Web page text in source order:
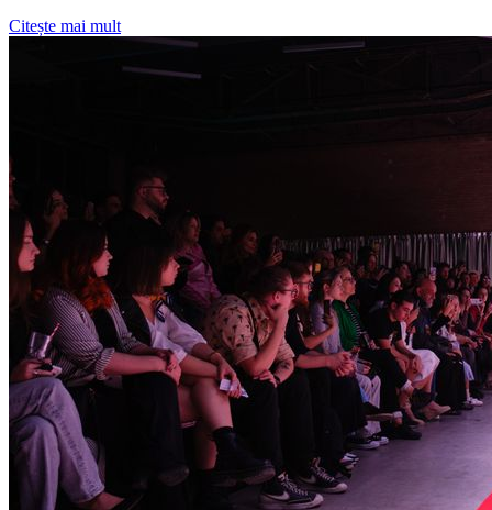
Citește mai mult